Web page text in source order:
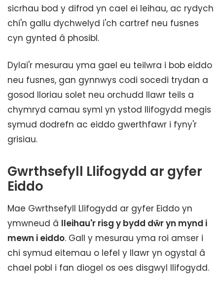
sicrhau bod y difrod yn cael ei leihau, ac rydych
chi'n gallu dychwelyd i'ch cartref neu fusnes
cyn gynted â phosibl.
Dylai'r mesurau yma gael eu teilwra i bob eiddo
neu fusnes, gan gynnwys codi socedi trydan a
gosod lloriau solet neu orchudd llawr teils a
chymryd camau syml yn ystod llifogydd megis
symud dodrefn ac eiddo gwerthfawr i fyny'r
grisiau.
Gwrthsefyll Llifogydd ar gyfer
Eiddo
Mae Gwrthsefyll Llifogydd ar gyfer Eiddo yn
ymwneud â lleihau'r risg y bydd dŵr yn mynd i
mewn i eiddo. Gall y mesurau yma roi amser i
chi symud eitemau o lefel y llawr yn ogystal â
chael pobl i fan diogel os oes disgwyl llifogydd.